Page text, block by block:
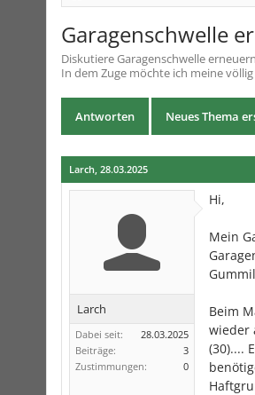
Garagenschwelle
DiskutiereGaragenschwelle erneuern
In dem Zuge möchte ich meine
Antworten Neues Thema
Larch, 28.03.2025
Larch
Dabei seit:
28.03.2025
Beiträge:
3
Zustimmungen:
0
Hi,
Mein
Beim
wieder
(30)....